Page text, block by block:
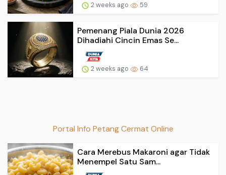
2 weeks ago 59
Pemenang Piala Dunia 2026
Dihadiahi Cincin Emas Se...
2 weeks ago 64
Portal Info Petang Cermat Online
Cara Merebus Makaroni agar Tidak
Menempel Satu Sam...